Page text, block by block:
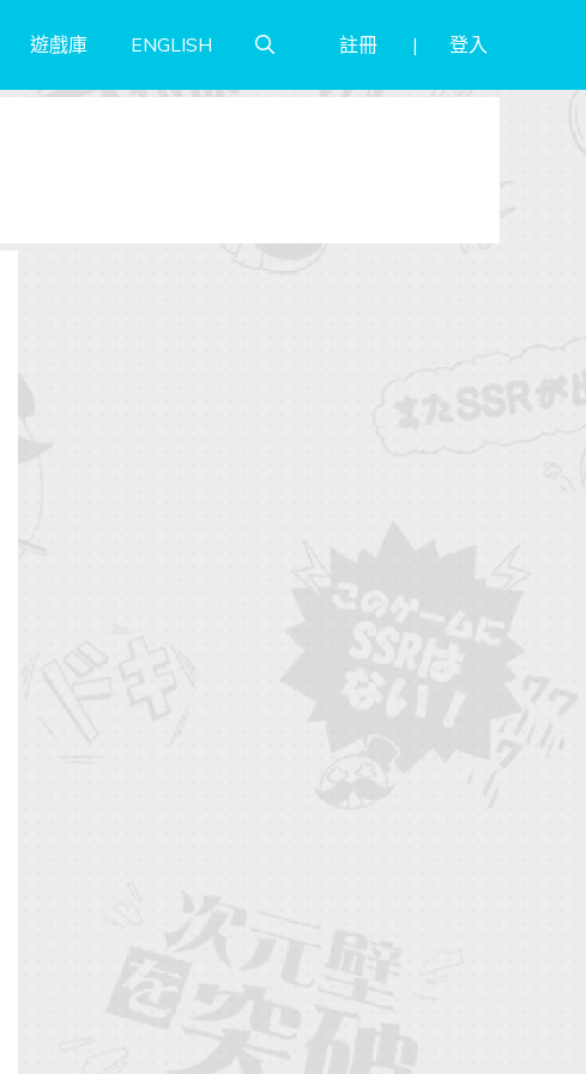
遊戲庫 ENGLISH 註冊 登入